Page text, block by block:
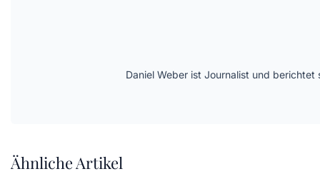
Daniel Weber ist Journalist und
Ähnliche Artikel